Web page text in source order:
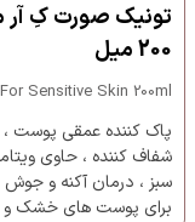
تونیک صورت کِ
200 میل
Sensitive Skin 200ml
پاک کننده عمقی پوست
سبز ، درمان آکنه و
برای پوست های خشک و